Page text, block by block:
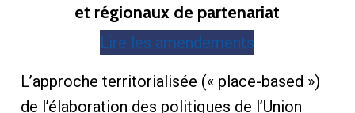
et régionaux de partenariat
Lire les amendements
L’approche territorialisée (« place-based »)
de l’élaboration des politiques de l’Union